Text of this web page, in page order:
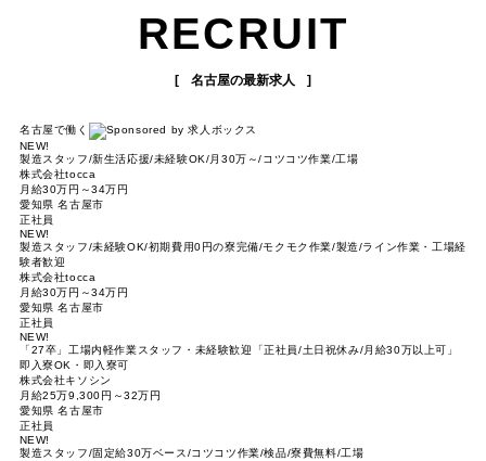
RECRUIT
名古屋の最新求人
名古屋で働く
NEW!
製造スタッフ/新生活応援/未経験OK/月30万～/コツコツ作業/工場
株式会社tocca
月給30万円～34万円
愛知県 名古屋市
正社員
NEW!
製造スタッフ/未経験OK/初期費用0円の寮完備/モクモク作業/製造/ライン作業・工場経
験者歓迎
株式会社tocca
月給30万円～34万円
愛知県 名古屋市
正社員
NEW!
「27卒」工場内軽作業スタッフ・未経験歓迎「正社員/土日祝休み/月給30万以上可」
即入寮OK・即入寮可
株式会社キソシン
月給25万9,300円～32万円
愛知県 名古屋市
正社員
NEW!
製造スタッフ/固定給30万ベース/コツコツ作業/検品/寮費無料/工場